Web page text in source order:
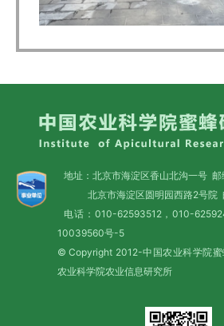
地址：北京市海淀区香山北沟一号
北京市海淀区圆明园西路2号院
电话：010-62593512，010-
10039560号-5
© Copyright 2012-中国农业科学院
农业科学院农业信息研究所